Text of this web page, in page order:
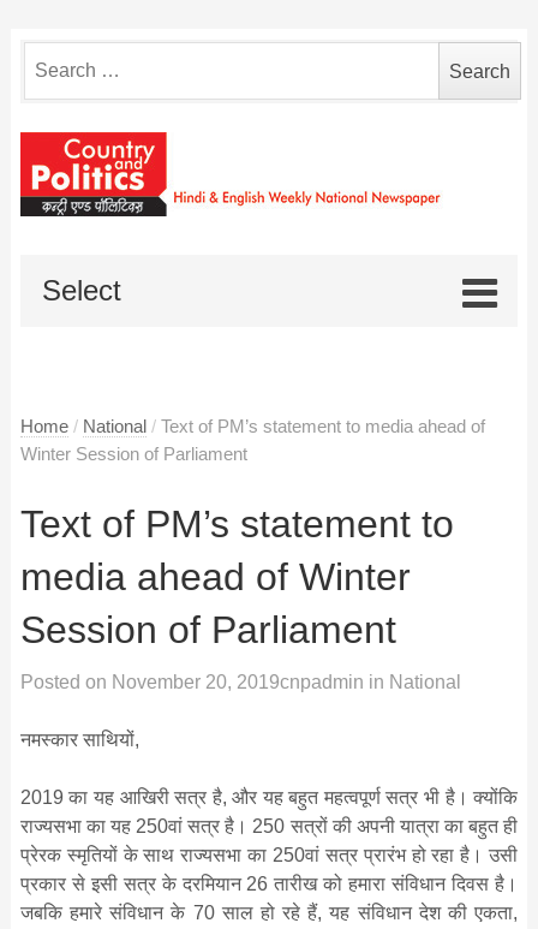
for:
Select
Home / National / Text of PM’s statement to media ahead of
Winter Session of Parliament
Text of PM’s statement to
media ahead of Winter
Session of Parliament
Posted on November 20, 2019cnpadmin in National
नमस्कार साथियों,
2019 का यह आखिरी सत्र है, और यह बहुत महत्वपूर्ण सत्र भी है। क्योंकि
राज्यसभा का यह 250वां सत्र है। 250 सत्रों की अपनी यात्रा का बहुत ही
प्रेरक स्मृतियों के साथ राज्यसभा का 250वां सत्र प्रारंभ हो रहा है। उसी
प्रकार से इसी सत्र के दरमियान 26 तारीख को हमारा संविधान दिवस है।
जबकि हमारे संविधान के 70 साल हो रहे हैं, यह संविधान देश की एकता,